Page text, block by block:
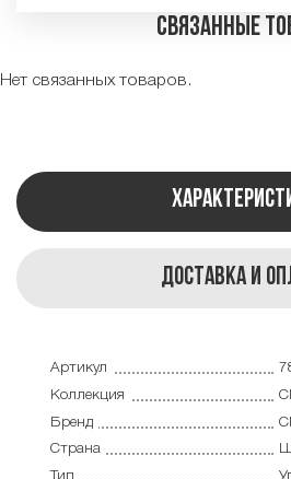
Связанные
Нет связанных товаров.
Доставка и
Артикул
Коллекция
Бренд
Страна